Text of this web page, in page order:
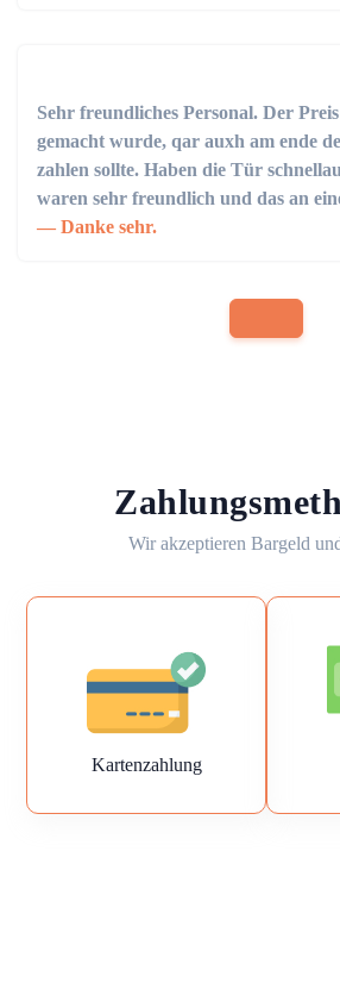
Sehr freundliches Personal. Der
gemacht wurde, qar auxh am ende
zahlen sollte. Haben die Tür
waren sehr freundlich und das an
Danke sehr.
Wir akzeptieren Bargeld
Kartenzahlung